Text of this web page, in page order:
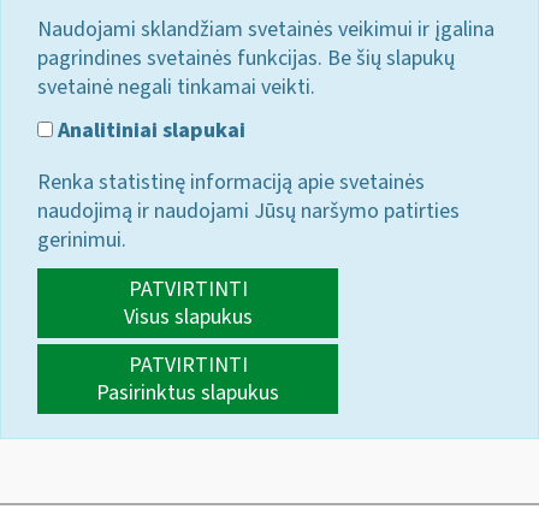
Naudojami sklandžiam svetainės veikimui ir įgalina
pagrindines svetainės funkcijas. Be šių slapukų
svetainė negali tinkamai veikti.
Analitiniai slapukai
Renka statistinę informaciją apie svetainės
naudojimą ir naudojami Jūsų naršymo patirties
gerinimui.
PATVIRTINTI
Visus slapukus
PATVIRTINTI
Pasirinktus slapukus